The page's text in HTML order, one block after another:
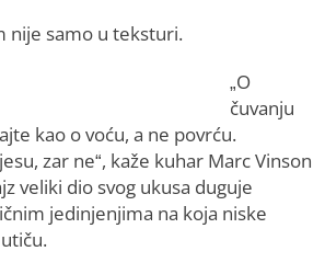
nije samo u teksturi.
„O
čuvanju
kao o voću, a ne povrću.
zar ne“, kaže kuhar Marc Vinson
veliki dio svog ukusa duguje
jedinjenjima na koja niske